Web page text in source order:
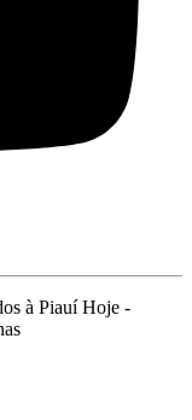
à Piauí Hoje -